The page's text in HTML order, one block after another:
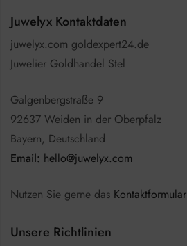
Juwelyx Kontaktdaten
juwelyx.com goldexpert24.de
Juwelier Goldhandel Stel
Galgenbergstraße 9
92637 Weiden in der Oberpfalz
Bayern, Deutschland
Email: hello@juwelyx.com
Nutzen Sie gerne das Kontaktformular
Unsere Richtlinien